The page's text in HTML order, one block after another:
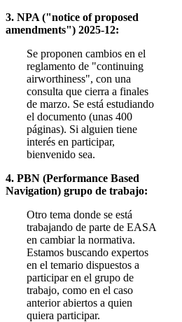
3. NPA ("notice of proposed
amendments") 2025-12:
Se proponen cambios en el
reglamento de "continuing
airworthiness", con una
consulta que cierra a finales
de marzo. Se está estudiando
el documento (unas 400
páginas). Si alguien tiene
interés en participar,
bienvenido sea.
4. PBN (Performance Based
Navigation) grupo de trabajo:
Otro tema donde se está
trabajando de parte de EASA
en cambiar la normativa.
Estamos buscando expertos
en el temario dispuestos a
participar en el grupo de
trabajo, como en el caso
anterior abiertos a quien
quiera participar.